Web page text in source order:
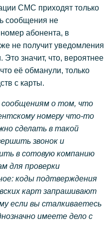
СМС приходят только
сообщения не
абонента, в
не получит уведомления
Это значит, что, вероятнее
её обманули, только
с карты.
о том, что
номеру что-то
сделать в такой
звонок и
в сотовую компанию
для проверки
коды подтверждения
карт запрашивают
если вы сталкиваетесь
имеете дело с